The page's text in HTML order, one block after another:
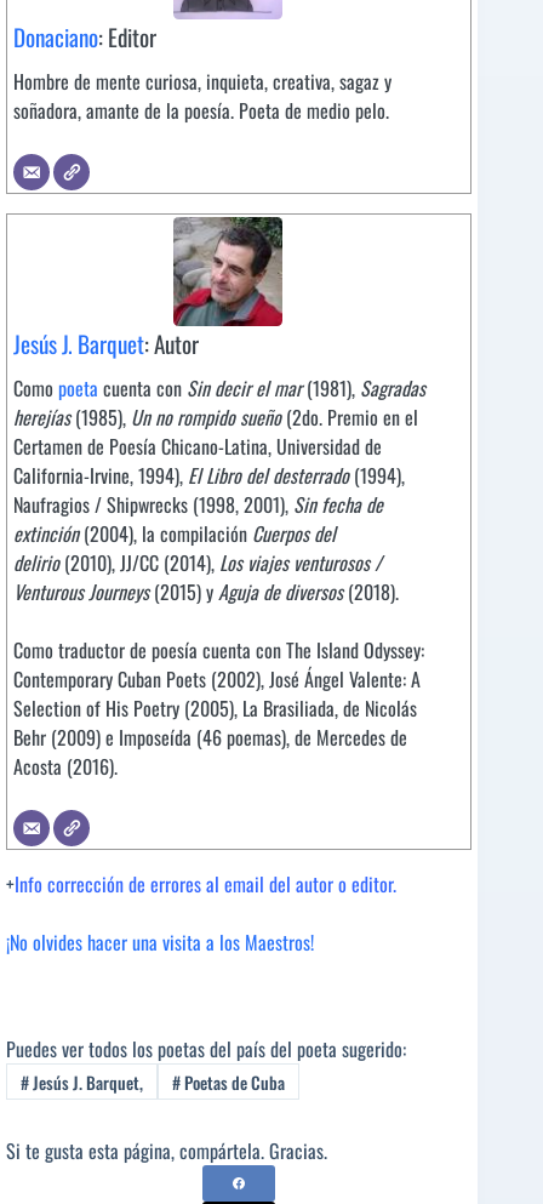
Donaciano: Editor
Hombre de mente curiosa, inquieta, creativa, sagaz y
soñadora, amante de la poesía. Poeta de medio pelo.
Jesús J. Barquet: Autor
Como poeta cuenta con Sin decir el mar(1981), Sagradas
herejías(1985), Un no rompido sueño(2do. Premio en el
Certamen de Poesía Chicano-Latina, Universidad de
California-Irvine, 1994), El Libro del desterrado(1994),
Naufragios / Shipwrecks (1998, 2001), Sin fecha de
extinción(2004), la compilación Cuerpos del
delirio(2010), JJ/CC (2014), Los viajes venturosos /
Venturous Journeys(2015) yAguja de diversos(2018).
Como traductor de poesía cuenta con The Island Odyssey:
Contemporary Cuban Poets (2002), José Ángel Valente: A
Selection of His Poetry (2005), La Brasiliada, de Nicolás
Behr (2009) e Imposeída (46 poemas), de Mercedes de
Acosta (2016).
+Info corrección de errores al email del autor o editor.
¡No olvides hacer una visita a los Maestros!
Puedes ver todos los poetas del país del poeta sugerido:
#Jesús J. Barquet, #Poetas de Cuba
Si te gusta esta página, compártela. Gracias.